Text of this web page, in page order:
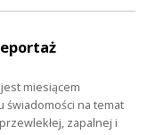
miesiącem
świadomości na temat
zapalnej i